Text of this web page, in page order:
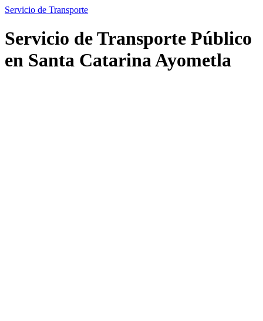
Servicio de Transporte
Servicio de Transporte Público
en Santa Catarina Ayometla